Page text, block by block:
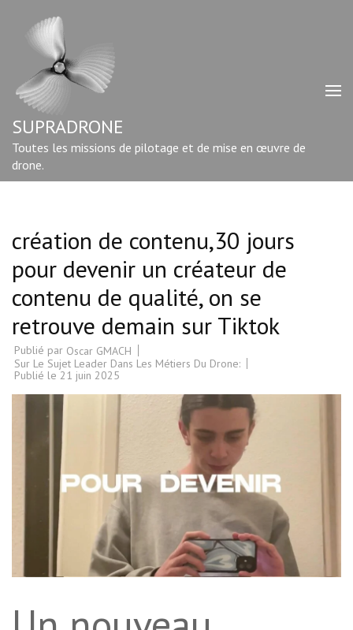
contenu
Entrée)
SUPRADRONE
Toutes les missions de pilotage et de mise en œuvre de
drone.
création de contenu,30 jours
pour devenir un créateur de
contenu de qualité, on se
retrouve demain sur Tiktok
Publié par Oscar GMACH
Sur Le Sujet Leader Dans Les Métiers Du Drone:
Publié le 21 juin 2025